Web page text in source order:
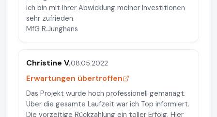
ich bin mit Ihrer Abwicklung meiner Investitionen
sehr zufrieden.
MfG R.Junghans
Christine V.08.05.2022
Erwartungen übertroffen
Das Projekt wurde hoch professionell gemanagt.
Über die gesamte Laufzeit war ich Top informiert.
Die vorzeitige Rückzahlung ein toller Erfolg. Hier